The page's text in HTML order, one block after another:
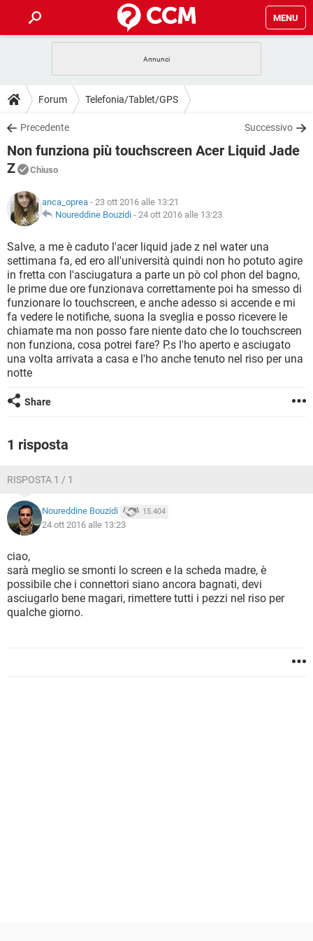
MENU
INTRATTENIMENTO ANDROID
iOS
INSTAGRAM WHATSAPP
TIKTOK
HARDWARE
GUIDE
COVID-19 GAMING
iOS
TIKTOK FACEBOOK
DOWNLOAD
COVID-19 GAMING
INTRATTENIMENTO
iOS WINDOWS 10
INSTAGRAM
TIKTOK FACEBOOK
HARDWARE
FORUM
INTRATTENIMENTO ANDROID
INSTAGRAM WHATSAPP
TIKTOK FACEBOOK
HARDWARE
GLOSSARIO
COVID-19
INTRATTENIMENTO ANDROID
iOS WINDOWS 10
INSTAGRAM WHATSAPP
TIKTOK FACEBOOK
HARDWARE
Forum Telefonia/Tablet/GPS
Precedente Successivo
Non funziona più touchscreen Acer Liquid Jade
Z
Chiuso
anca_oprea - 23 ott 2016 alle 13:21
Noureddine Bouzidi - 24 ott 2016 alle 13:23
Salve, a me è caduto l'acer liquid jade z nel water una
settimana fa, ed ero all'università quindi non ho potuto agire
in fretta con l'asciugatura a parte un pò col phon del bagno,
le prime due ore funzionava correttamente poi ha smesso di
funzionare lo touchscreen, e anche adesso si accende e mi
fa vedere le notifiche, suona la sveglia e posso ricevere le
chiamate ma non posso fare niente dato che lo touchscreen
non funziona, cosa potrei fare? P.s l'ho aperto e asciugato
una volta arrivata a casa e l'ho anche tenuto nel riso per una
notte
Share
1 risposta
RISPOSTA 1 / 1
Noureddine Bouzidi 15.404
24 ott 2016 alle 13:23
ciao,
sarà meglio se smonti lo screen e la scheda madre, è
possibile che i connettori siano ancora bagnati, devi
asciugarlo bene magari, rimettere tutti i pezzi nel riso per
qualche giorno.